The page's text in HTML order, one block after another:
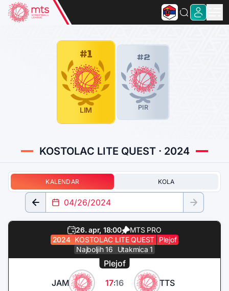
#1
LIM
#2
PIR
KOSTOLAC LITE QUEST · 2024
KALENDAR KOLA
26. apr, 18:00
MTS PRO
2024 KOSTOLAC LITE QUEST Plejof
Najboljih 16
Utakmica 1
JAM 17:16 TTS
Plejof